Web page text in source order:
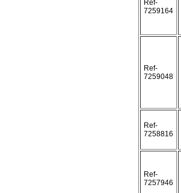
Ref-
7259164
Ref-
7259048
Ref-
7258816
Ref-
7257946